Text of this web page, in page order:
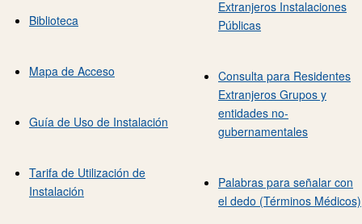
Biblioteca
Mapa de Acceso
Guía de Uso de Instalación
Tarifa de Utilización de
Instalación
Extranjeros Instalaciones
Públicas
Consulta para Residentes
Extranjeros Grupos y
entidades no-
gubernamentales
Palabras para señalar con
el dedo (Términos Médicos)